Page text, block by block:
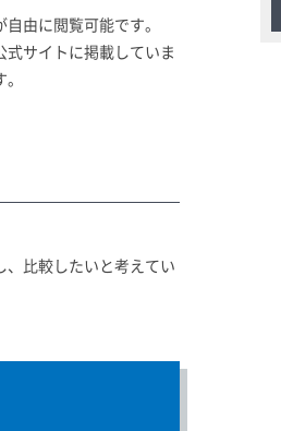
由に閲覧可能です。
サイトに掲載していま
比較したいと考えてい